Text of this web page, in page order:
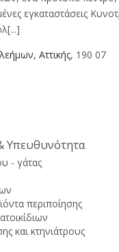
εγκαταστάσεις
, Αττικής, 190 07
Υπευθυνότητα
- γάτας
περιποίησης
και κτηνιάτρους